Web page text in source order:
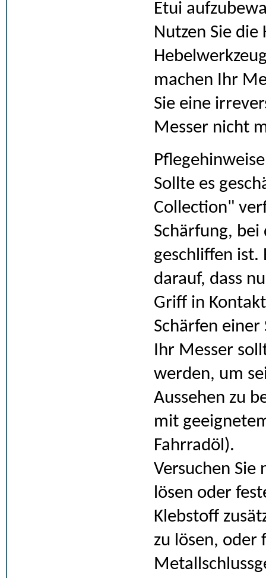
Etui
Nutzen Sie
machen Ihr
Sie eine
Messer nicht
Sollte es
Collection"
Schärfung,
geschliffen ist.
darauf, dass
Griff in
Schärfen einer
Ihr Messer
werden, um
Aussehen zu
mit
Fahrradöl).
Versuchen Sie
lösen oder
Klebstoff
zu lösen, oder